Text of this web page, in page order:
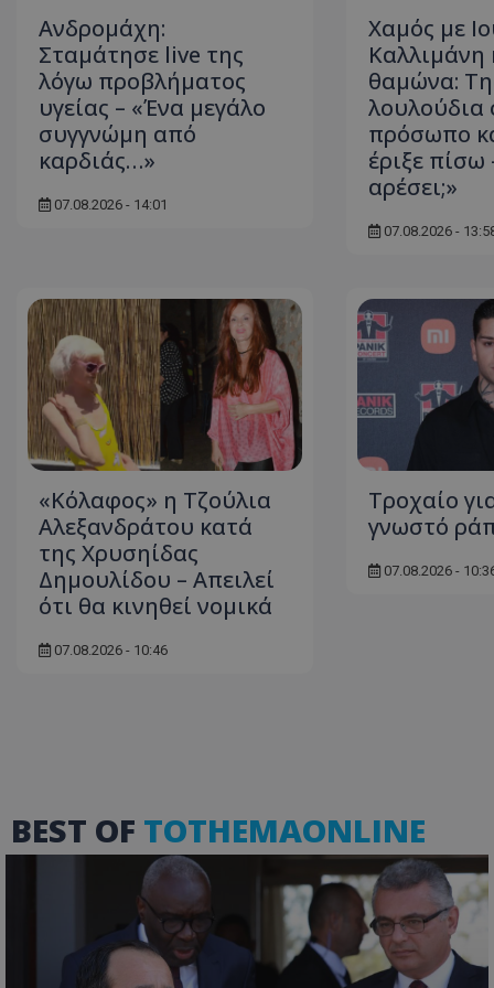
Ανδρομάχη:
Σταμάτησε live της
λόγω προβλήματος
υγείας – «Ένα μεγάλο
συγγνώμη από
καρδιάς…»
07.08.2026 - 14:01
Χαμός με
Καλλιμάνη
θαμώνα:
λουλούδια
πρόσωπο
έριξε πίσω
αρέσει;»
07.08.2026 -
«Κόλαφος» η Τζούλια
Αλεξανδράτου κατά
της Χρυσηίδας
Δημουλίδου – Απειλεί
ότι θα κινηθεί νομικά
07.08.2026 - 10:46
Τροχαίο
γνωστό
07.08.2026 -
BEST OF TOTHEMAONLINE